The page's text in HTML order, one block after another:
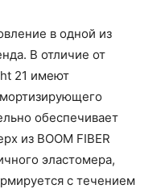
в одной из
В отличие от
21 имеют
обеспечивает
из BOOM FIBER
эластомера,
с течением